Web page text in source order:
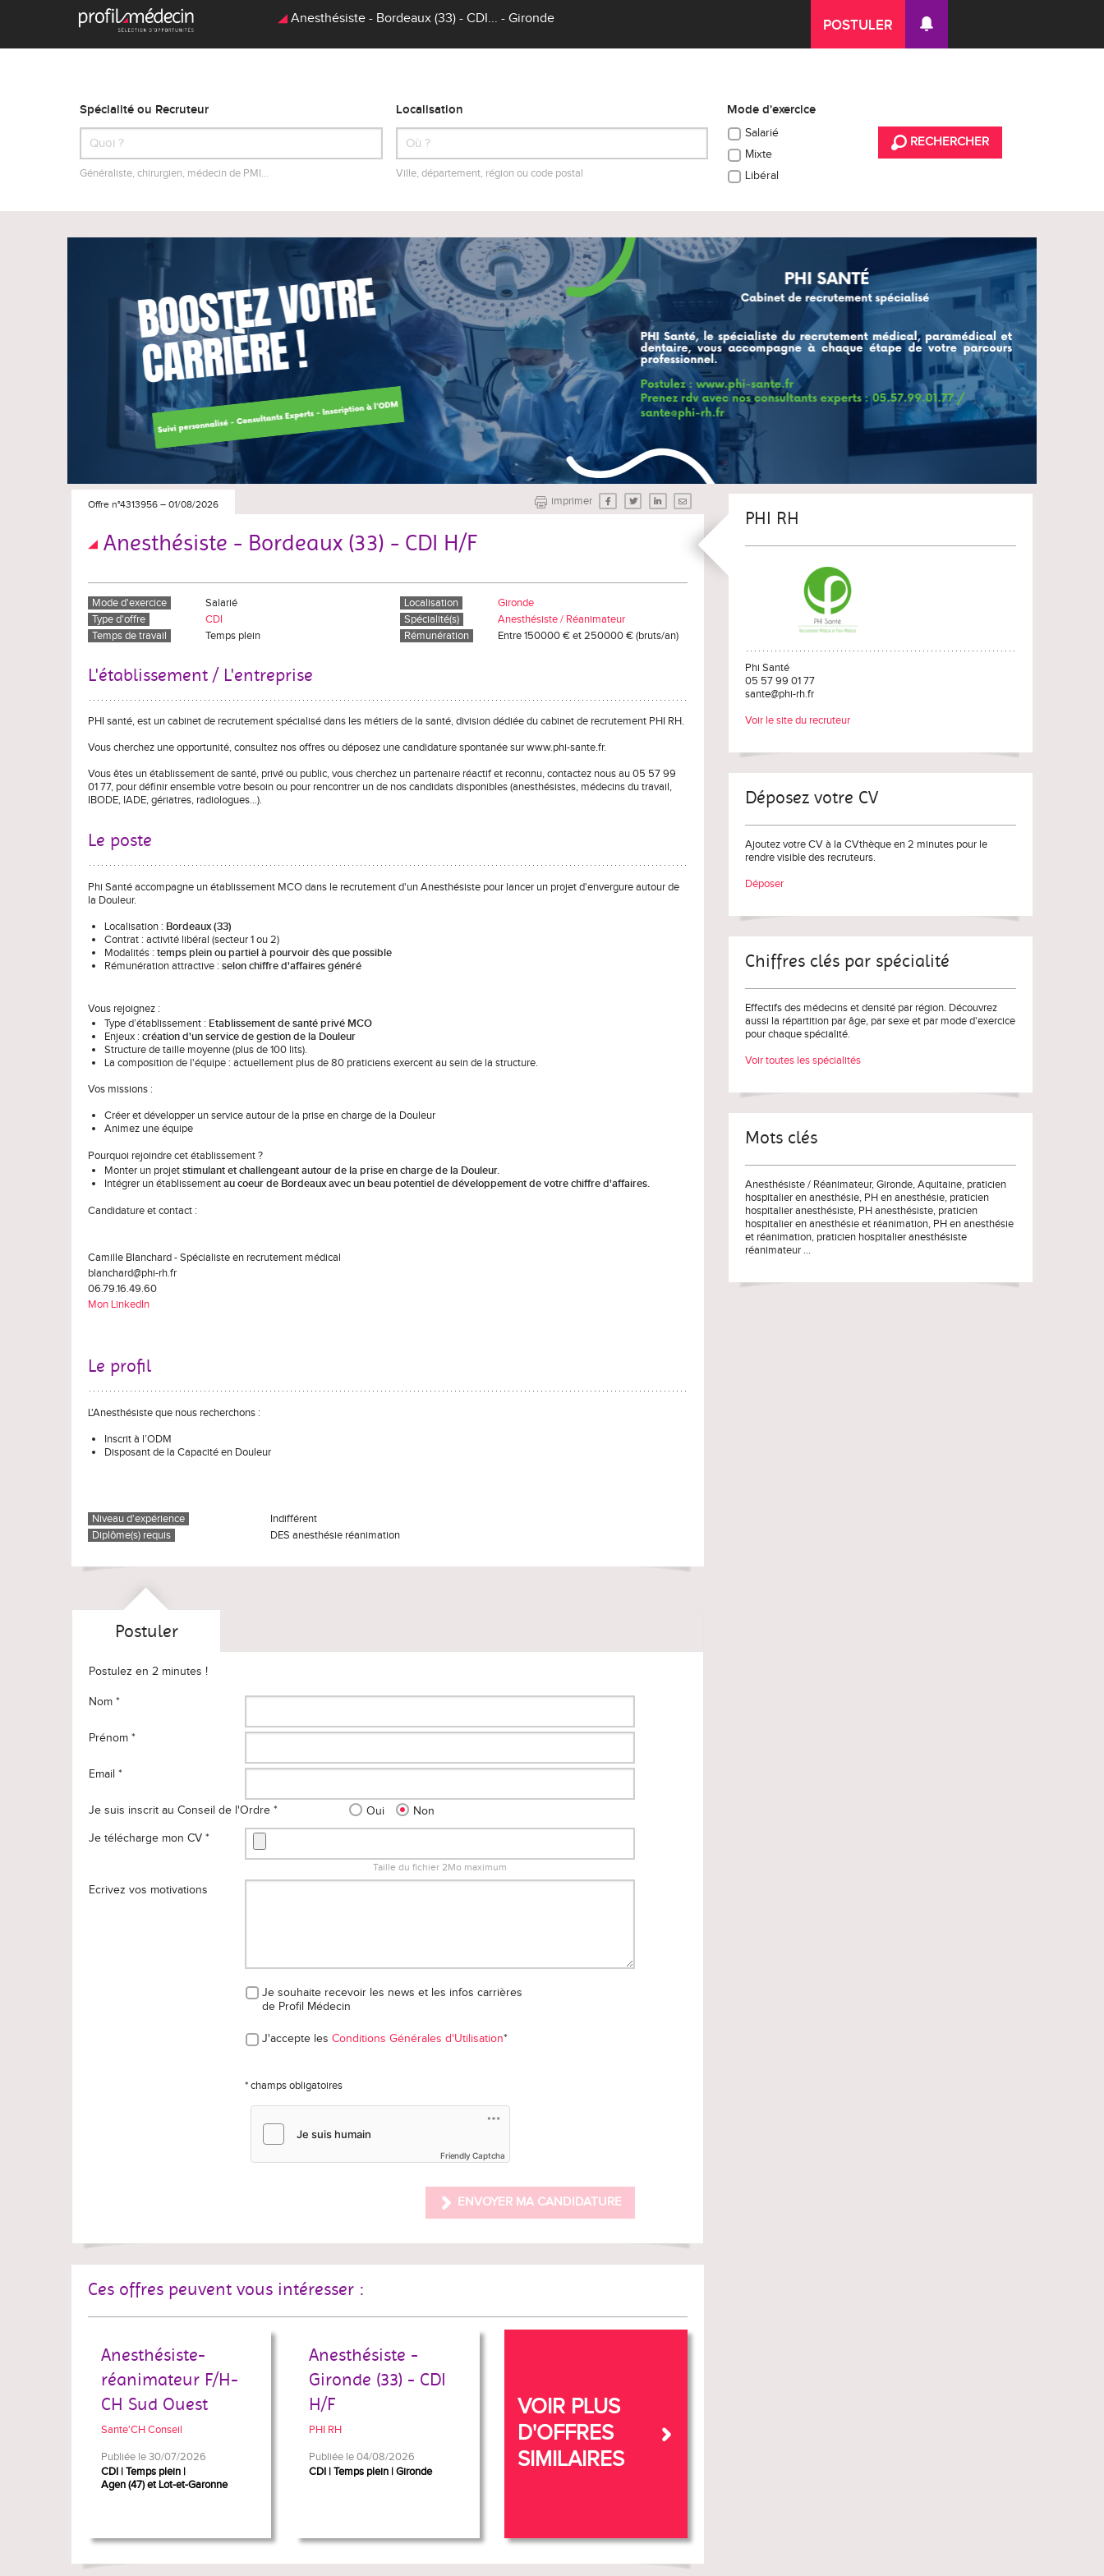
Anesthésiste - Bordeaux (33) - CDI... - Gironde POSTULER
Spécialité ou Recruteur
Généraliste, chirurgien, médecin de PMI…
Localisation
Ville, département, région ou code postal
Mode d'exercice
Salarié
Mixte
Libéral
RECHERCHER
Offre n°4313956 – 01/08/2026 imprimer
Anesthésiste - Bordeaux (33) - CDI H/F
Mode d'exercice
Salarié
Type d'offre
CDI
Temps de travail
Temps plein
Localisation
Gironde
Spécialité(s)
Anesthésiste / Réanimateur
Rémunération
Entre 150000 € et 250000 € (bruts/an)
L'établissement / L'entreprise
PHI santé, est un cabinet de recrutement spécialisé dans les métiers de la santé, division dédiée du cabinet de recrutement PHI RH.
Vous cherchez une opportunité, consultez nos offres ou déposez une candidature spontanée sur www.phi-sante.fr.
Vous êtes un établissement de santé, privé ou public, vous cherchez un partenaire réactif et reconnu, contactez nous au 05 57 99
01 77, pour définir ensemble votre besoin ou pour rencontrer un de nos candidats disponibles (anesthésistes, médecins du travail,
IBODE, IADE, gériatres, radiologues…).
Le poste
Phi Santé accompagne un établissement MCO dans le recrutement d'un Anesthésiste pour lancer un projet d'envergure autour de
la Douleur.
Localisation : Bordeaux (33)
Contrat : activité libéral (secteur 1 ou 2)
Modalités : temps plein ou partiel à pourvoir dès que possible
Rémunération attractive : selon chiffre d'affaires généré
Vous rejoignez :
Type d’établissement : Etablissement de santé privé MCO
Enjeux : création d'un service de gestion de la Douleur
Structure de taille moyenne (plus de 100 lits).
La composition de l'équipe : actuellement plus de 80 praticiens exercent au sein de la structure.
Vos missions :
Créer et développer un service autour de la prise en charge de la Douleur
Animez une équipe
Pourquoi rejoindre cet établissement?
Monter un projetstimulant et challengeant autour de la prise en charge de la Douleur.
Intégrer un établissementau coeur de Bordeaux avec un beau potentiel de développement de votre chiffre d'affaires.
Candidature et contact :
Camille Blanchard- Spécialiste en recrutement médical
blanchard@phi-rh.fr
06.79.16.49.60
Mon LinkedIn
Le profil
L'Anesthésiste que nous recherchons :
Inscrit à l’ODM
Disposant de la Capacité en Douleur
Niveau d'expérience
Indifférent
Diplôme(s) requis
DES anesthésie réanimation
Postuler
Postulez en 2 minutes !
Nom *
Prénom *
Email *
Je suis inscrit au Conseil de l'Ordre * Oui
Non
Je télécharge mon CV *
Taille du fichier 2Mo maximum
Ecrivez vos motivations
Je souhaite recevoir les news et les infos carrières
de Profil Médecin
J'accepte les Conditions Générales d'Utilisation*
* champs obligatoires
Friendly Captcha
ENVOYER MA CANDIDATURE
Ces offres peuvent vous intéresser :
Anesthésiste-
réanimateur F/H-
CH Sud Ouest
Sante'CH Conseil
Publiée le 30/07/2026
CDI Temps plein
Agen (47) et Lot-et-Garonne
Anesthésiste -
Gironde (33) - CDI
H/F
PHI RH
Publiée le 04/08/2026
CDI Temps plein Gironde
VOIR PLUS
D'OFFRES
SIMILAIRES
PHI RH
Phi Santé
05 57 99 01 77
sante@phi-rh.fr
Voir le site du recruteur
Déposez votre CV
Ajoutez votre CV à la CVthèque en 2 minutes pour le
rendre visible des recruteurs.
Déposer
Chiffres clés par spécialité
Effectifs des médecins et densité par région. Découvrez
aussi la répartition par âge, par sexe et par mode d'exercice
pour chaque spécialité.
Voir toutes les spécialités
Mots clés
Anesthésiste / Réanimateur,Gironde,Aquitaine, praticien
hospitalier en anesthésie, PH en anesthésie, praticien
hospitalier anesthésiste, PH anesthésiste, praticien
hospitalier en anesthésie et réanimation, PH en anesthésie
et réanimation, praticien hospitalier anesthésiste
réanimateur ...